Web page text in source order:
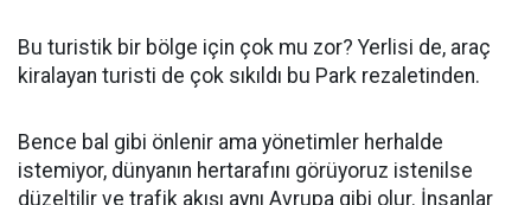
Bu turistik bir bölge için çok mu zor? Yerlisi de, araç
kiralayan turisti de çok sıkıldı bu Park rezaletinden.
Bence bal gibi önlenir ama yönetimler herhalde
istemiyor, dünyanın hertarafını görüyoruz istenilse
düzeltilir ve trafik akışı aynı Avrupa gibi olur. İnsanlar